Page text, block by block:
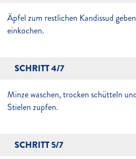
Äpfel zum restlichen Kandissud
einkochen.
SCHRITT 4/7
Minze waschen, trocken schütteln
Stielen zupfen.
SCHRITT 5/7